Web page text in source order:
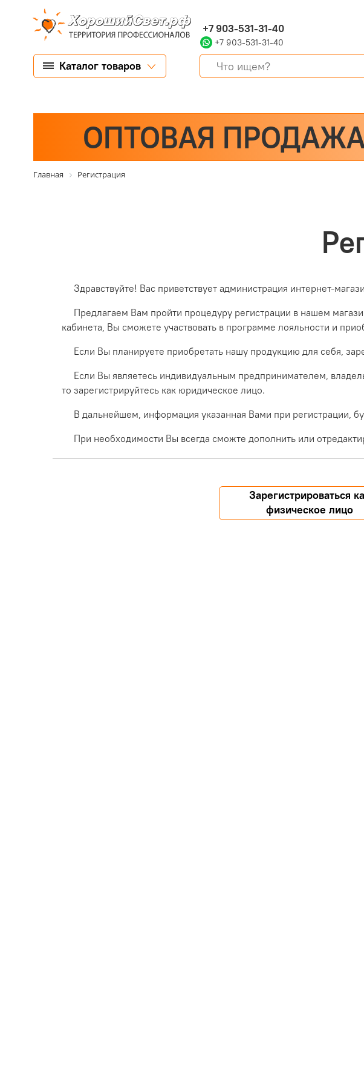
+7 903-531-31-40
+7 903-531-31-40
Каталог товаров
ОПТОВАЯ
Главная Регистрация
Здравствуйте! Вас приветствует администрация интернет-
Предлагаем Вам пройти процедуру регистрации в нашем
кабинета, Вы сможете участвовать в программе лояльности и
Если Вы планируете приобретать нашу продукцию для себя,
Если Вы являетесь индивидуальным предпринимателем,
то зарегистрируйтесь как юридическое лицо.
В дальнейшем, информация указанная Вами при регистрации,
При необходимости Вы всегда сможте дополнить или
Зарегистрироваться
физическое лицо